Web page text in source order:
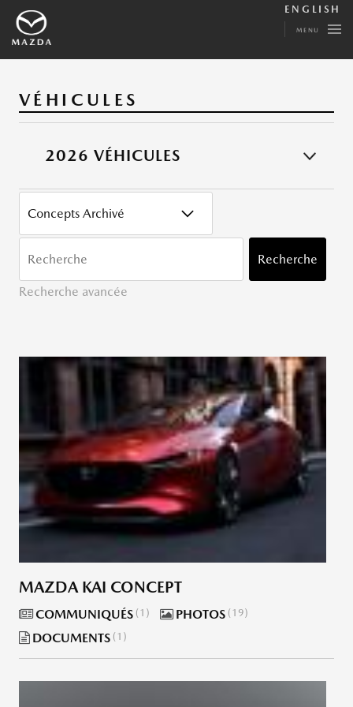
ENGLISH
MENU
VÉHICULES
2026 VÉHICULES
CATÉGORY
Recherche
Recherche avancée
MAZDA KAI CONCEPT
COMMUNIQUÉS 1 PHOTOS 19
DOCUMENTS 1